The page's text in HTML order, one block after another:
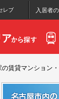
レブ 入居者
の賃貸マンション